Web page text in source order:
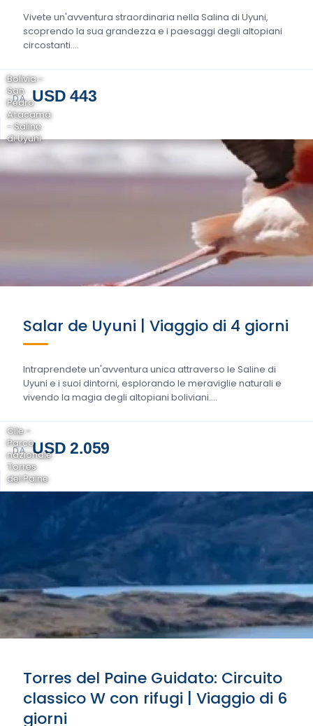
Vivete un'avventura straordinaria nella Salina di Uyuni,
scoprendo la sua grandezza e i paesaggi degli altopiani
circostanti....
DA USD 443
Bolivia -
San
Pedro
Atacama
- Saline
di Uyuni
Salar de Uyuni | Viaggio di 4 giorni
Intraprendete un'avventura unica attraverso le Saline di
Uyuni e i suoi dintorni, esplorando le meraviglie naturali e
vivendo la magia degli altopiani boliviani....
DA USD 2.059
Cile -
Parco
nazionale
Torres
del Paine
Torres del Paine Guidato: Circuito
classico W con rifugi | Viaggio di 6
giorni